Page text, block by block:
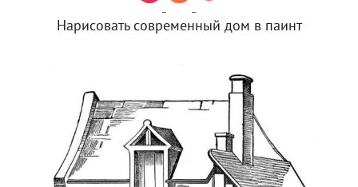
Нарисовать современный дом в паинт